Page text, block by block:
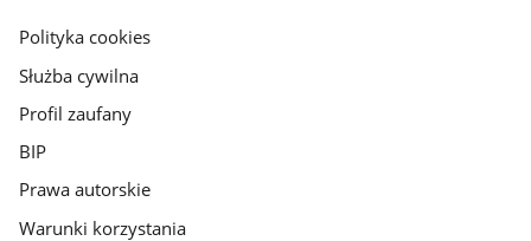
gov.pl
Polityka cookies
Służba cywilna
Profil zaufany
BIP
Prawa autorskie
Warunki korzystania